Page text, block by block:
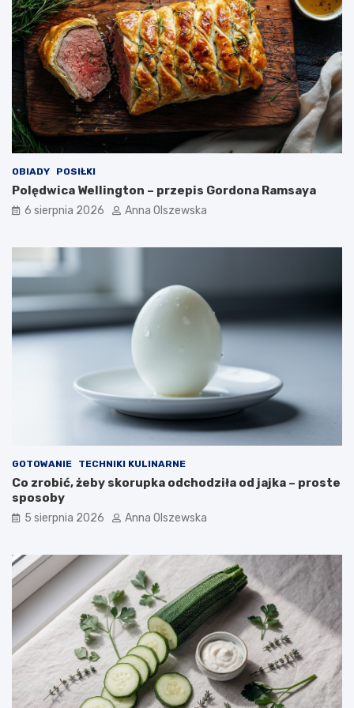
r
e
m
y
b
r
ć
d
o
n
o
w
c
z
e
k
u
c
h
n
OBIADY POSIŁKI
Polędwica Wellington – przepis Gordona Ramsaya
6 sierpnia 2026 Anna Olszewska
GOTOWANIE TECHNIKI KULINARNE
Co zrobić, żeby skorupka odchodziła od jajka – proste
sposoby
5 sierpnia 2026 Anna Olszewska